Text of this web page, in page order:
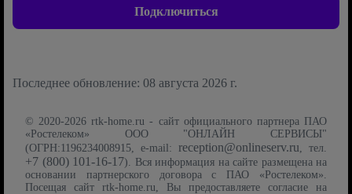
Подключиться
Последнее обновление: 08 августа 2026 г.
© 2020-2026 rtk-home.ru - сайт официального партнера ПАО
«Ростелеком» ООО "ОНЛАЙН СЕРВИСЫ"
(ОГРН:1196234008915, e-mail: reception@onlineserv.ru, тел.
+7 (800) 101-16-17). Вся информация на сайте размещена на
основании партнерского договора с ПАО «Ростелеком».
Посещая сайт rtk-home.ru, Вы предоставляете согласие на